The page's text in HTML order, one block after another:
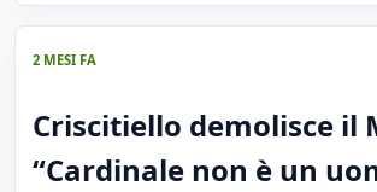
2 MESI FA
Criscitiello demolisce il
“Cardinale non è un